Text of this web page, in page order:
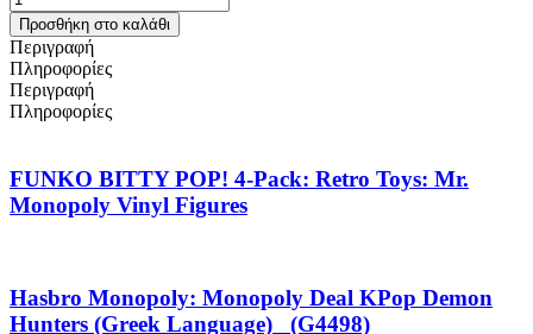
Προσθήκη στο καλάθι
Περιγραφή
Πληροφορίες
Περιγραφή
Πληροφορίες
FUNKO BITTY POP! 4-Pack: Retro Toys: Mr.
Monopoly Vinyl Figures
Hasbro Monopoly: Monopoly Deal KPop Demon
Hunters (Greek Language) (G4498)